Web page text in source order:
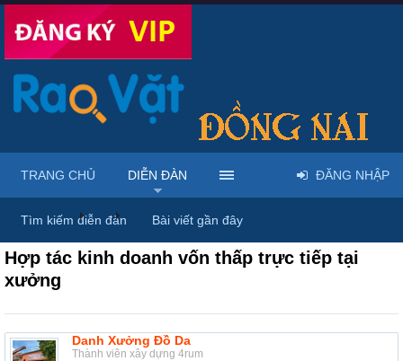
Diễn đàn ... Mua bán giày dép & túi xách
Hợp tác kinh doanh vốn thấp trực tiếp tại
xưởng
Danh Xưởng Đồ Da
Thành viên xây dựng 4rum
TRANG CHỦ DIỄN ĐÀN
Tìm kiếm diễn đàn Bài viết gần đây
ĐĂNG NHẬP